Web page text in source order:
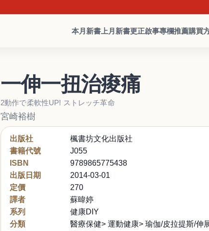
本月新書 上月新書更正啟事專欄推薦購買
一伸一扭治痠痛
2動作で柔軟性UP! ストレッチ革命
宮崎裕樹
出版社
楓書坊文化出版社
書籍代號
J055
ISBN
9789865775438
出版日期
2014-03-01
定價
270
譯者
蘇暐婷
系列
健康DIY
分類
醫療保健> 運動健康> 瑜伽/皮拉提斯/伸